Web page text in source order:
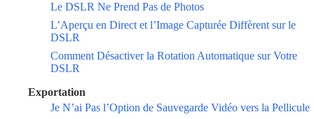
Le DSLR Ne Prend Pas de Photos
L’Aperçu en Direct et l’Image Capturée Diffèrent sur le
DSLR
Comment Désactiver la Rotation Automatique sur Votre
DSLR
Exportation
Je N’ai Pas l’Option de Sauvegarde Vidéo vers la Pellicule